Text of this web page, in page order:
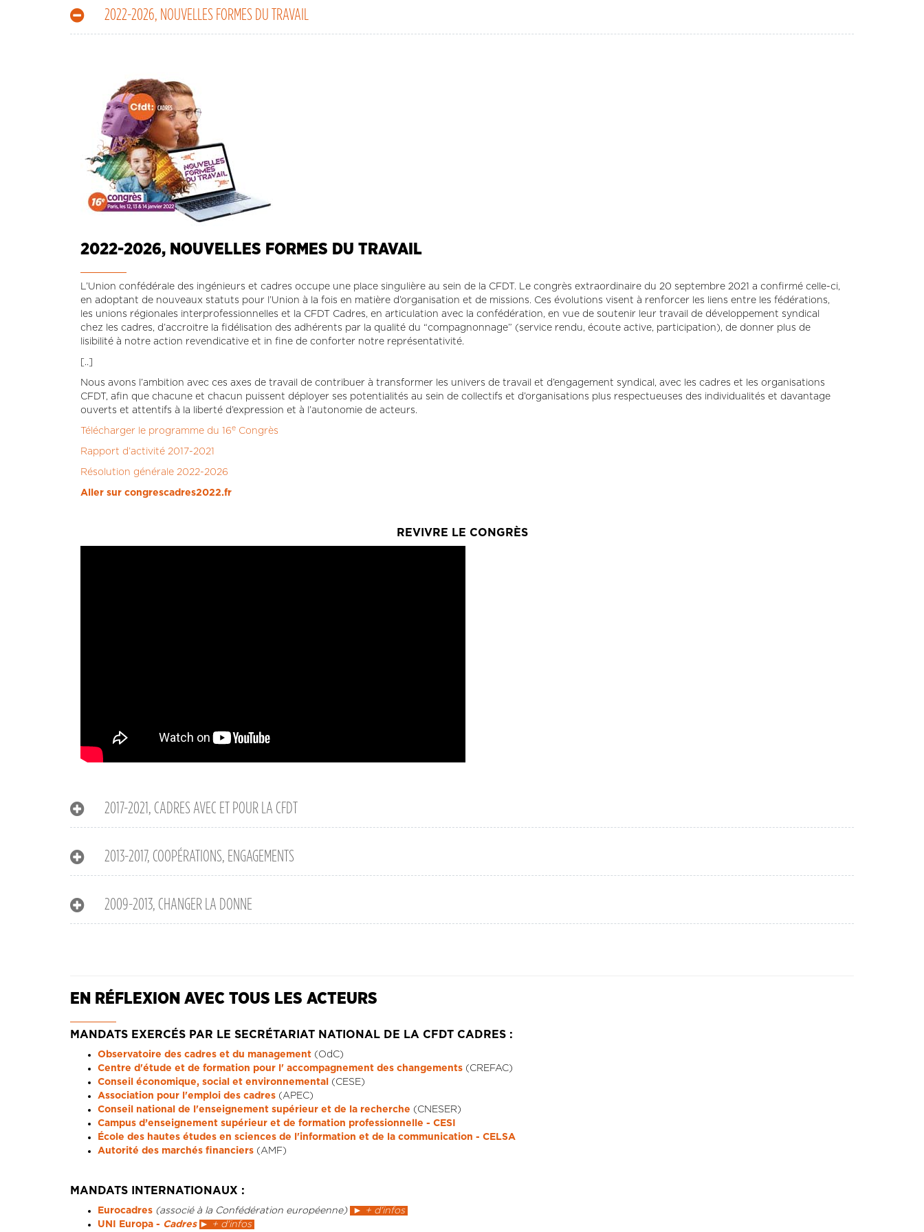
2022-2026, NOUVELLES FORMES DU TRAVAIL
2022-2026, NOUVELLES FORMES DU TRAVAIL
L’Union confédérale des ingénieurs et cadres occupe une place singulière au sein de la CFDT. Le congrès extraordinaire du 20 septembre 2021 a confirmé celle-ci,
en adoptant de nouveaux statuts pour l’Union à la fois en matière d’organisation et de missions. Ces évolutions visent à renforcer les liens entre les fédérations,
les unions régionales interprofessionnelles et la CFDT Cadres, en articulation avec la confédération, en vue de soutenir leur travail de développement syndical
chez les cadres, d’accroitre la fidélisation des adhérents par la qualité du “compagnonnage” (service rendu, écoute active, participation), de donner plus de
lisibilité à notre action revendicative et in fine de conforter notre représentativité.
[..]
Nous avons l’ambition avec ces axes de travail de contribuer à transformer les univers de travail et d’engagement syndical, avec les cadres et les organisations
CFDT, afin que chacune et chacun puissent déployer ses potentialités au sein de collectifs et d’organisations plus respectueuses des individualités et davantage
ouverts et attentifs à la liberté d’expression et à l’autonomie de acteurs.
Télécharger le programme du 16e Congrès
Rapport d’activité 2017-2021
Résolution générale 2022-2026
Aller sur congrescadres2022.fr
REVIVRE LE CONGRÈS
2017-2021, CADRES AVEC ET POUR LA CFDT
2013-2017, COOPÉRATIONS, ENGAGEMENTS
2009-2013, CHANGER LA DONNE
EN RÉFLEXION AVEC TOUS LES ACTEURS
MANDATS EXERCÉS PAR LE SECRÉTARIAT NATIONAL DE LA CFDT CADRES :
Observatoire des cadres et du management (OdC)
Centre d'étude et de formation pour l' accompagnement des changements (CREFAC)
Conseil économique, social et environnemental
(CESE)
Association pour l'emploi des cadres (APEC)
Conseil national de l'enseignement supérieur et de la recherche (CNESER)
Campus d’enseignement supérieur et de formation professionnelle - CESI
École des hautes études en sciences de l'information et de la communication - CELSA
Autorité des marchés financiers (AMF)
MANDATS INTERNATIONAUX :
Eurocadres (associé à la Confédération européenne)
► + d'infos
UNI Europa - Cadres ► + d'infos